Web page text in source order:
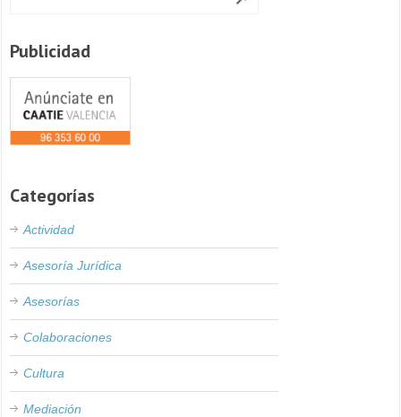
Publicidad
Categorías
Actividad
Asesoría Jurídica
Asesorías
Colaboraciones
Cultura
Mediación